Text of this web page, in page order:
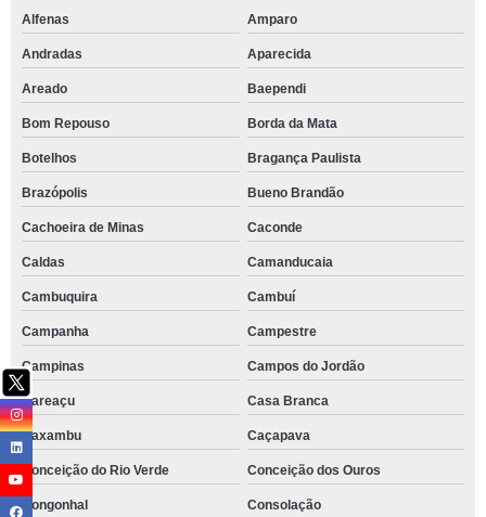
Alfenas Amparo
Andradas Aparecida
Areado Baependi
Bom Repouso Borda da Mata
Botelhos Bragança Paulista
Brazópolis Bueno Brandão
Cachoeira de Minas Caconde
Caldas Camanducaia
Cambuquira Cambuí
Campanha Campestre
Campinas Campos do Jordão
Careaçu Casa Branca
Caxambu Caçapava
Conceição do Rio Verde Conceição dos Ouros
Congonhal Consolação